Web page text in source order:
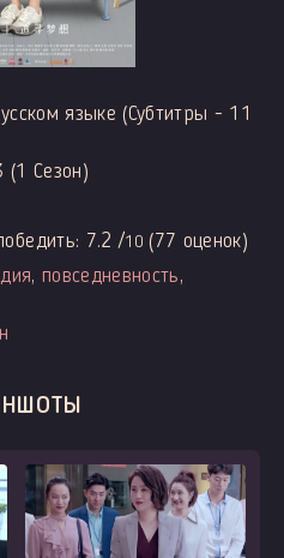
языке (Субтитры - 11
(1 Сезон)
7.2 /10(77 оценок)
, повседневность,